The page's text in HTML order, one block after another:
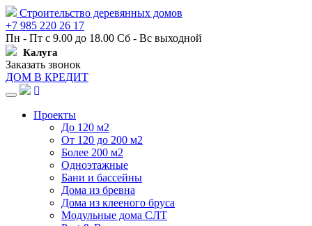
Строительство деревянных домов
+7 985 220 26 17
Пн - Пт с 9.00 до 18.00 Сб - Вс выходной
Калуга
Заказать звонок
ДОМ В КРЕДИТ
Навигация
Проекты
До 120 м2
От 120 до 200 м2
Более 200 м2
Одноэтажные
Бани и бассейны
Дома из бревна
Дома из клееного бруса
Модульные дома СЛТ